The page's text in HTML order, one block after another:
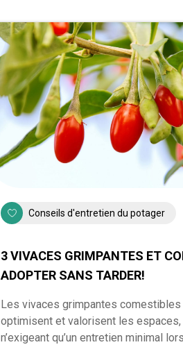
Conseils d'entretien du potager
3 VIVACES GRIMPANTES ET
ADOPTER SANS TARDER!
Les vivaces grimpantes
optimisent et valorisent les espaces,
n’exigeant qu’un entretien minimal